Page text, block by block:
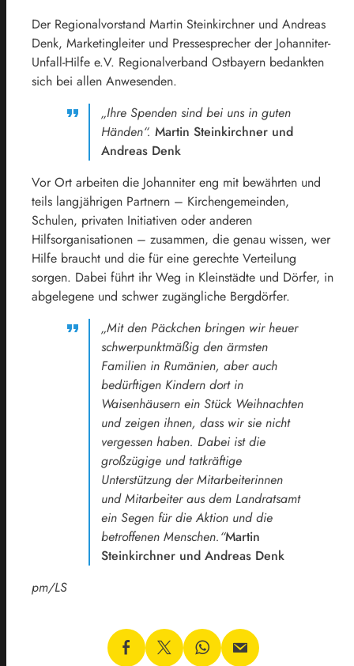
Der Regionalvorstand Martin Steinkirchner und Andreas
Denk, Marketingleiter und Pressesprecher der Johanniter-
Unfall-Hilfe e.V. Regionalverband Ostbayern bedankten
sich bei allen Anwesenden.
„Ihre Spenden sind bei uns in guten
Händen“. Martin Steinkirchner und
Andreas Denk
Vor Ort arbeiten die Johanniter eng mit bewährten und
teils langjährigen Partnern – Kirchengemeinden,
Schulen, privaten Initiativen oder anderen
Hilfsorganisationen – zusammen, die genau wissen, wer
Hilfe braucht und die für eine gerechte Verteilung
sorgen. Dabei führt ihr Weg in Kleinstädte und Dörfer, in
abgelegene und schwer zugängliche Bergdörfer.
„Mit den Päckchen bringen wir heuer
schwerpunktmäßig den ärmsten
Familien in Rumänien, aber auch
bedürftigen Kindern dort in
Waisenhäusern ein Stück Weihnachten
und zeigen ihnen, dass wir sie nicht
vergessen haben. Dabei ist die
großzügige und tatkräftige
Unterstützung der Mitarbeiterinnen
und Mitarbeiter aus dem Landratsamt
ein Segen für die Aktion und die
betroffenen Menschen.“Martin
Steinkirchner und Andreas Denk
pm/LS